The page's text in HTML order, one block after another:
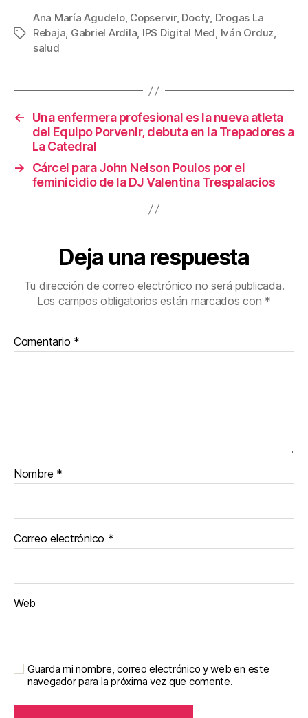
c
e
o
o
k
tt
er
ail er
e
m
p
tir
Etiquetas
Ana María Agudelo, Copservir, Docty, Drogas La
Rebaja, Gabriel Ardila, IPS Digital Med, Iván Orduz,
salud
←
Una enfermera profesional es la nueva atleta
del Equipo Porvenir, debuta en la Trepadores a
La Catedral
→
Cárcel para John Nelson Poulos por el
feminicidio de la DJ Valentina Trespalacios
Deja una respuesta
Tu dirección de correo electrónico no será publicada.
Los campos obligatorios están marcados con *
Comentario *
Nombre *
Correo electrónico *
Web
Guarda mi nombre, correo electrónico y web en este
navegador para la próxima vez que comente.